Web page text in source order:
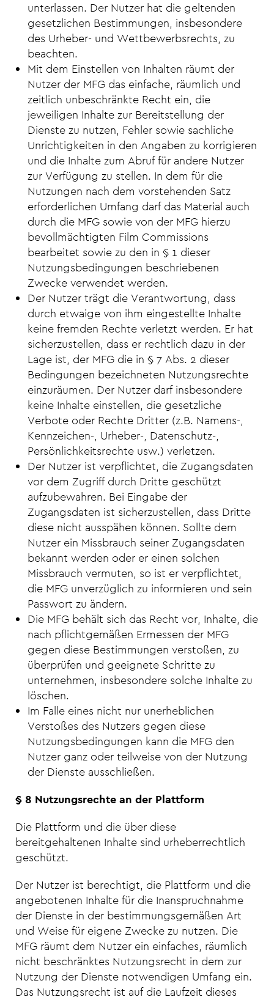
unterlassen. Der Nutzer hat die geltenden
gesetzlichen Bestimmungen, insbesondere
des Urheber- und Wettbewerbsrechts, zu
beachten.
Mit dem Einstellen von Inhalten räumt der
Nutzer der MFG das einfache, räumlich und
zeitlich unbeschränkte Recht ein, die
jeweiligen Inhalte zur Bereitstellung der
Dienste zu nutzen, Fehler sowie sachliche
Unrichtigkeiten in den Angaben zu korrigieren
und die Inhalte zum Abruf für andere Nutzer
zur Verfügung zu stellen. In dem für die
Nutzungen nach dem vorstehenden Satz
erforderlichen Umfang darf das Material auch
durch die MFG sowie von der MFG hierzu
bevollmächtigten Film Commissions
bearbeitet sowie zu den in § 1 dieser
Nutzungsbedingungen beschriebenen
Zwecke verwendet werden.
Der Nutzer trägt die Verantwortung, dass
durch etwaige von ihm eingestellte Inhalte
keine fremden Rechte verletzt werden. Er hat
sicherzustellen, dass er rechtlich dazu in der
Lage ist, der MFG die in § 7 Abs. 2 dieser
Bedingungen bezeichneten Nutzungsrechte
einzuräumen. Der Nutzer darf insbesondere
keine Inhalte einstellen, die gesetzliche
Verbote oder Rechte Dritter (z.B. Namens-,
Kennzeichen-, Urheber-, Datenschutz-,
Persönlichkeitsrechte usw.) verletzen.
Der Nutzer ist verpflichtet, die Zugangsdaten
vor dem Zugriff durch Dritte geschützt
aufzubewahren. Bei Eingabe der
Zugangsdaten ist sicherzustellen, dass Dritte
diese nicht ausspähen können. Sollte dem
Nutzer ein Missbrauch seiner Zugangsdaten
bekannt werden oder er einen solchen
Missbrauch vermuten, so ist er verpflichtet,
die MFG unverzüglich zu informieren und sein
Passwort zu ändern.
Die MFG behält sich das Recht vor, Inhalte, die
nach pflichtgemäßen Ermessen der MFG
gegen diese Bestimmungen verstoßen, zu
überprüfen und geeignete Schritte zu
unternehmen, insbesondere solche Inhalte zu
löschen.
Im Falle eines nicht nur unerheblichen
Verstoßes des Nutzers gegen diese
Nutzungsbedingungen kann die MFG den
Nutzer ganz oder teilweise von der Nutzung
der Dienste ausschließen.
§ 8 Nutzungsrechte an der Plattform
Die Plattform und die über diese
bereitgehaltenen Inhalte sind urheberrechtlich
geschützt.
Der Nutzer ist berechtigt, die Plattform und die
angebotenen Inhalte für die Inanspruchnahme
der Dienste in der bestimmungsgemäßen Art
und Weise für eigene Zwecke zu nutzen. Die
MFG räumt dem Nutzer ein einfaches, räumlich
nicht beschränktes Nutzungsrecht in dem zur
Nutzung der Dienste notwendigen Umfang ein.
Das Nutzungsrecht ist auf die Laufzeit dieses